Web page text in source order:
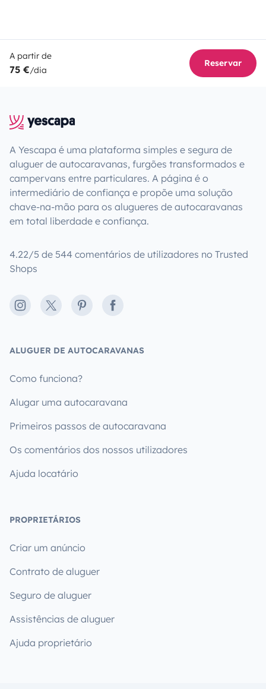
A partir de
75 €/dia
Reservar
A Yescapa é uma plataforma simples e segura de
aluguer de autocaravanas, furgões transformados e
campervans entre particulares. A página é o
intermediário de confiança e propõe uma solução
chave-na-mão para os alugueres de autocaravanas
em total liberdade e confiança.
4.22/5 de 544 comentários de utilizadores no Trusted
Shops
Instagram
X PinterestFacebook
ALUGUER DE AUTOCARAVANAS
Como funciona?
Alugar uma autocaravana
Primeiros passos de autocaravana
Os comentários dos nossos utilizadores
Ajuda locatário
PROPRIETÁRIOS
Criar um anúncio
Contrato de aluguer
Seguro de aluguer
Assistências de aluguer
Ajuda proprietário